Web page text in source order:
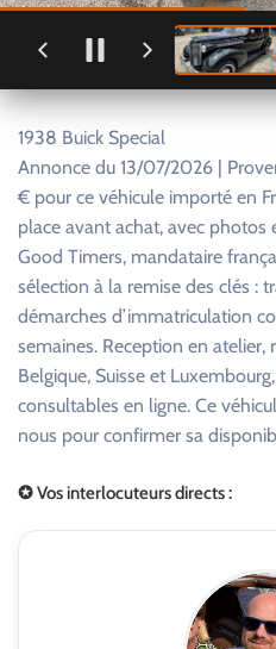
1938 Buick Special
Annonce du 13/07/2026 |
€ pour ce véhicule importé en
place avant achat, avec
Good Timers, mandataire
sélection à la remise des clés :
démarches d’immatriculation
semaines. Reception en atelier,
Belgique, Suisse et
consultables en ligne. Ce
nous pour confirmer sa
✪ Vos interlocuteurs directs :